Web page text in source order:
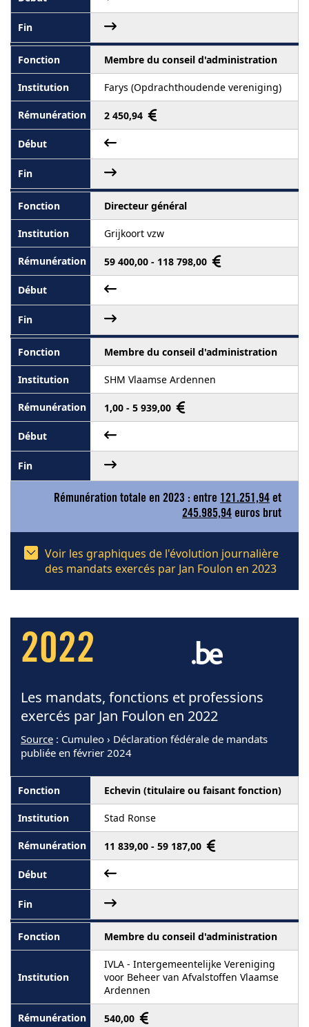
Membre du conseil d'administration
Farys (Opdrachthoudende vereniging)
2 450,94
Directeur général
Grijkoort vzw
59 400,00 - 118 798,00
Membre du conseil d'administration
SHM Vlaamse Ardennen
1,00 - 5 939,00
Rémunération totale en 2023 : entre 121.251,94 et
245.985,94 euros brut
Voir les graphiques de l'évolution journalière
des mandats exercés par Jan Foulon en 2023
2022
Les mandats, fonctions et professions
exercés par Jan Foulon en 2022
Source : Cumuleo › Déclaration fédérale de mandats
publiée en février 2024
Echevin (titulaire ou faisant fonction)
Stad Ronse
11 839,00 - 59 187,00
Membre du conseil d'administration
IVLA - Intergemeentelijke Vereniging
voor Beheer van Afvalstoffen Vlaamse
Ardennen
540,00